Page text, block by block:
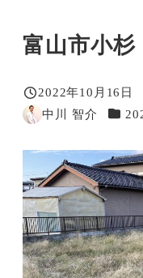
富山市小
投稿日
2022年10月16日
著
中川 智介 カテ